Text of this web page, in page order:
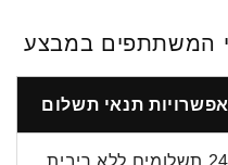
אפשרויות תנאי תשלום
24 תשלומים ללא ריבית